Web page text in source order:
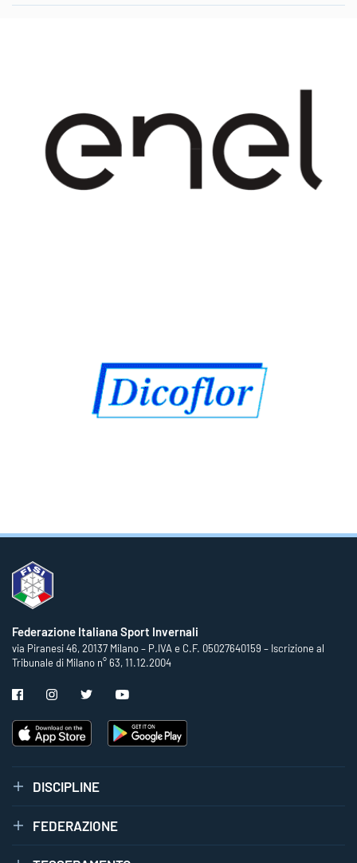
Federazione Italiana Sport Invernali
via Piranesi 46, 20137 Milano – P.IVA e C.F. 05027640159 – Iscrizione al
Tribunale di Milano n° 63, 11.12.2004
DISCIPLINE
FEDERAZIONE